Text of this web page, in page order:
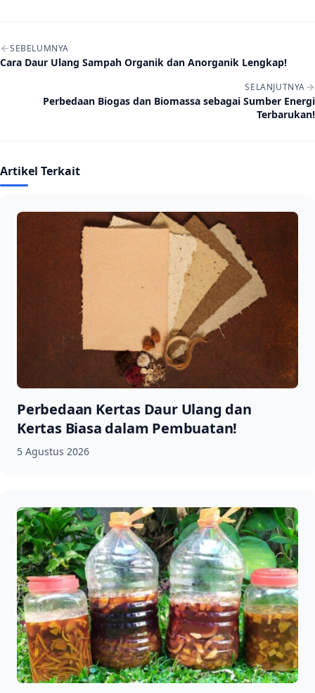
Navigasi artikel
SEBELUMNYA
Cara Daur Ulang Sampah Organik dan Anorganik Lengkap!
SELANJUTNYA
Perbedaan Biogas dan Biomassa sebagai Sumber Energi
Terbarukan!
Artikel Terkait
Perbedaan Kertas Daur Ulang dan
Kertas Biasa dalam Pembuatan!
5 Agustus 2026